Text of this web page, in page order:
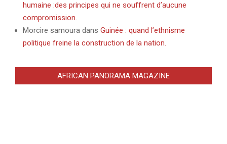
humaine :des principes qui ne souffrent d’aucune
compromission.
Morcire samoura dans Guinée : quand l’ethnisme
politique freine la construction de la nation.
AFRICAN PANORAMA MAGAZINE